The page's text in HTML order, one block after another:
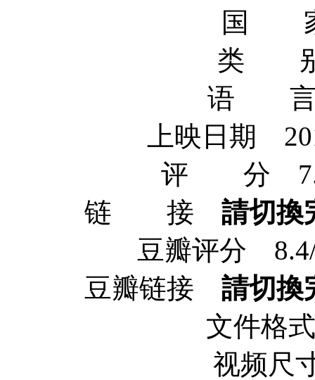
国
类 别
语 言
上映日期
评 分 7.5/
链 接 請切換
豆瓣评分 8.4/
豆瓣链接 請切換
文件格
视频尺